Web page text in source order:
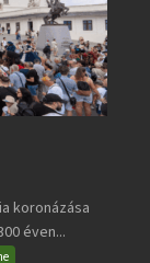
koronázása
éven...